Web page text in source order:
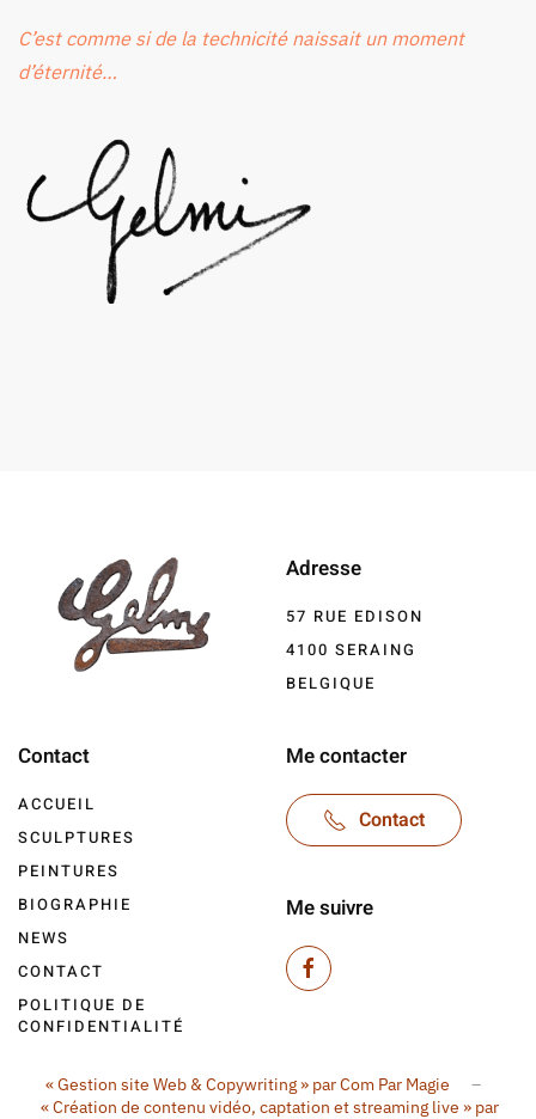
C’est comme si de la technicité naissait un moment
d’éternité…
Adresse
57 RUE EDISON
4100 SERAING
BELGIQUE
Contact
ACCUEIL
SCULPTURES
PEINTURES
BIOGRAPHIE
NEWS
CONTACT
POLITIQUE DE
CONFIDENTIALITÉ
Me contacter
Contact
Me suivre
« Gestion site Web & Copywriting » par Com Par Magie –
« Création de contenu vidéo, captation et streaming live » par